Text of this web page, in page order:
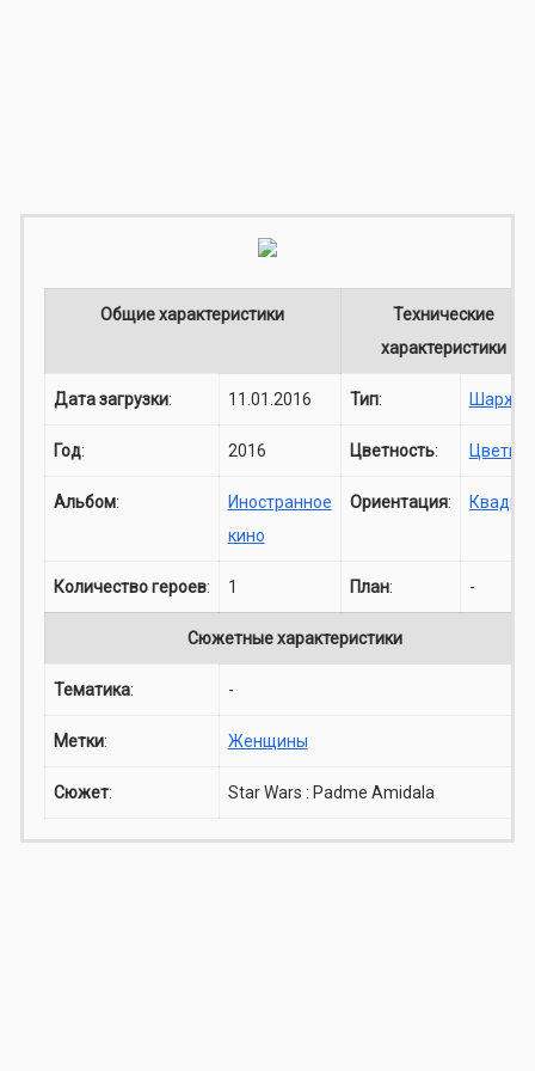
Общие характеристики
Технические
характеристики
Дата загрузки: 11.01.2016 Тип: Шарж
Год: 2016 Цветность:
Альбом:
Иностранное
кино
Ориентация:
Количество героев: 1 План: -
Сюжетные характеристики
Тематика: -
Метки: Женщины
Сюжет: Star Wars : Padme Amidala